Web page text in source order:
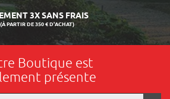
LIVRAISON 24/48H
Boutique est
présente